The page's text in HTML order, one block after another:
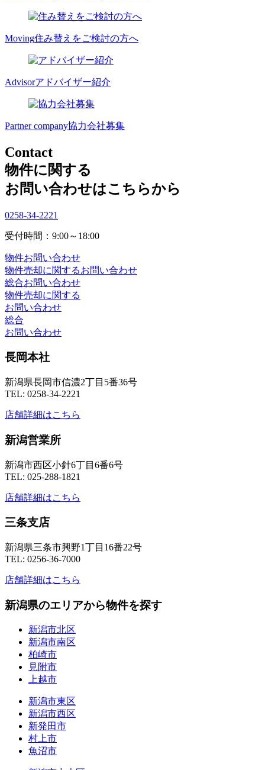
Moving住み替えをご検討の方へ
Advisorアドバイザー紹介
Partner company協力会社募集
Contact
物件に関する
お問い合わせはこちらから
0258-34-2221
受付時間：9:00～18:00
物件お問い合わせ
物件売却に関するお問い合わせ
総合お問い合わせ
物件売却に関する
お問い合わせ
総合
お問い合わせ
長岡本社
新潟県長岡市信濃2丁目5番36号
TEL: 0258-34-2221
店舗詳細はこちら
新潟営業所
新潟市西区小針6丁目6番6号
TEL: 025-288-1821
店舗詳細はこちら
三条支店
新潟県三条市興野1丁目16番22号
TEL: 0256-36-7000
店舗詳細はこちら
新潟県のエリアから物件を探す
新潟市北区
新潟市南区
柏崎市
見附市
上越市
新潟市東区
新潟市西区
新発田市
村上市
魚沼市